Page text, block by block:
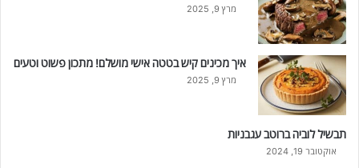
מרץ 9, 2025
איך מכינים קיש בטטה אישי מושלם! מתכון פשוט וטעים
מרץ 9, 2025
תבשיל לוביה ברוטב עגבניות
אוקטובר 19, 2024